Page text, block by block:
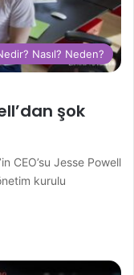
Nasıl? Neden?
şok
CEO’su Jesse Powell
kurulu